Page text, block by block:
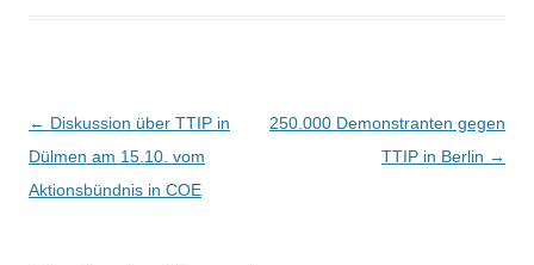
B
e
i
← Diskussion über TTIP in
Dülmen am 15.10. vom
Aktionsbündnis in COE
250.000 Demonstranten gegen
TTIP in Berlin →